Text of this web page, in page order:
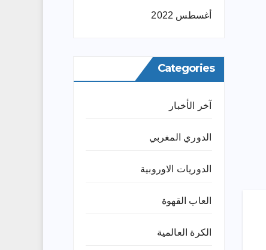
أغسطس 2022
Categories
آخر الأخبار
الدوري المغربي
الدوريات الاوروبية
العاب القهوة
الكرة العالمية